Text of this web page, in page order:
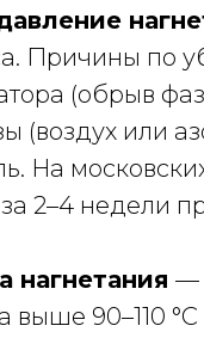
Причины по
(обрыв
(воздух или
На
2–4 недели
нагнетания —
выше 90–110